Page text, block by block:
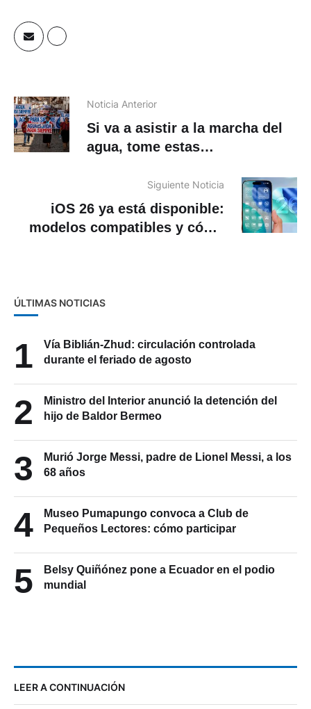
Noticia Anterior
Si va a asistir a la marcha del
agua, tome estas
Siguiente Noticia
iOS 26 ya está disponible:
modelos compatibles y cómo
ÚLTIMAS NOTICIAS
1
Vía Biblián-Zhud: circulación controlada
durante el feriado de agosto
2
Ministro del Interior anunció la detención del
hijo de Baldor Bermeo
3
Murió Jorge Messi, padre de Lionel Messi, a los
68 años
4
Museo Pumapungo convoca a Club de
Pequeños Lectores: cómo participar
5
Belsy Quiñónez pone a Ecuador en el podio
mundial
LEER A CONTINUACIÓN